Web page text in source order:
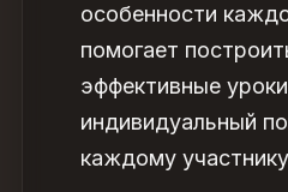
особенности
помогает
эффективные
индивидуальный
каждому